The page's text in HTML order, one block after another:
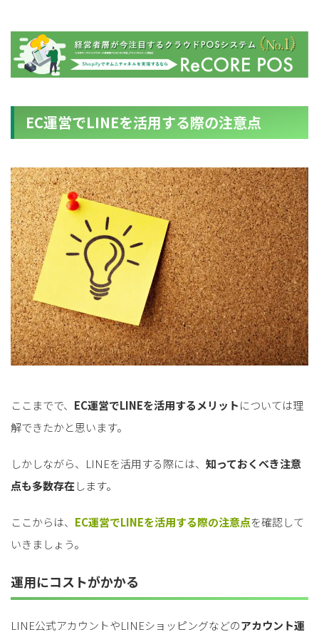
EC運営でLINEを活用する際の注意点
ここまでで、 EC運営でLINEを活用するメリットについては理
解できたかと思います。
しかしながら、LINEを活用する際には、 知っておくべき注意
点も多数存在します。
ここからは、 EC運営でLINEを活用する際の注意点を確認して
いきましょう。
運用にコストがかかる
LINE公式アカウントやLINEショッピングなどのアカウント運